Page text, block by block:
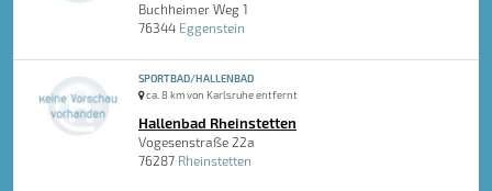
Buchheimer Weg 1
76344 Eggenstein
SPORTBAD/HALLENBAD
ca. 8 km von Karlsruhe entfernt
Hallenbad Rheinstetten
Vogesenstraße 22a
76287 Rheinstetten